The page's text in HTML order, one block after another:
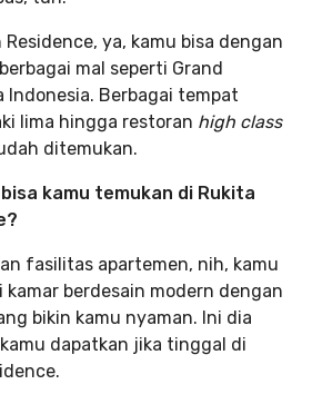
ya, kamu bisa dengan
mal seperti Grand
Indonesia. Berbagai tempat
lima hingga restoran high class
ditemukan.
kamu temukan di Rukita
fasilitas apartemen, nih, kamu
berdesain modern dengan
bikin kamu nyaman. Ini dia
dapatkan jika tinggal di